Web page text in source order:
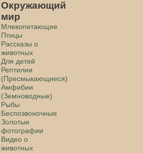
Окружающий
мир
Млекопитающие
Птицы
Рассказы о
животных
Для детей
Рептилии
(Пресмыкающиеся)
Амфибии
(Земноводные)
Рыбы
Беспозвоночные
Золотые
фотографии
Видео о
животных